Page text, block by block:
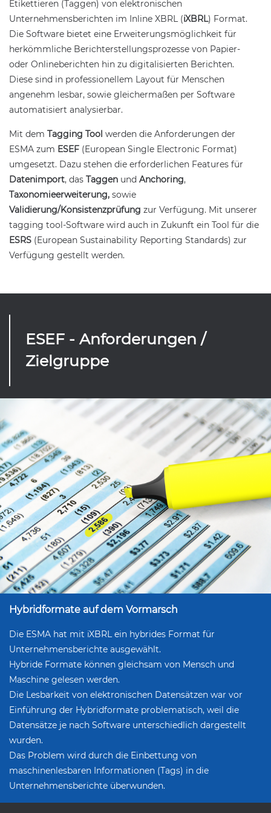
Etikettieren (Taggen) von elektronischen
Unternehmensberichten im Inline XBRL (iXBRL) Format.
Die Software bietet eine Erweiterungsmöglichkeit für
herkömmliche Berichterstellungsprozesse von Papier-
oder Onlineberichten hin zu digitalisierten Berichten.
Diese sind in professionellem Layout für Menschen
angenehm lesbar, sowie gleichermaßen per Software
automatisiert analysierbar.
Mit dem Tagging Tool werden die Anforderungen der
ESMA zum ESEF (European Single Electronic Format)
umgesetzt. Dazu stehen die erforderlichen Features für
Datenimport, das Taggen und Anchoring,
Taxonomieerweiterung, sowie
Validierung/Konsistenzprüfung zur Verfügung. Mit unserer
tagging tool-Software wird auch in Zukunft ein Tool für die
ESRS (European Sustainability Reporting Standards) zur
Verfügung gestellt werden.
ESEF - Anforderungen /
Zielgruppe
Hybridformate auf dem Vormarsch
Die ESMA hat mit iXBRL ein hybrides Format für
Unternehmensberichte ausgewählt.
Hybride Formate können gleichsam von Mensch und
Maschine gelesen werden.
Die Lesbarkeit von elektronischen Datensätzen war vor
Einführung der Hybridformate problematisch, weil die
Datensätze je nach Software unterschiedlich dargestellt
wurden.
Das Problem wird durch die Einbettung von
maschinenlesbaren Informationen (Tags) in die
Unternehmensberichte überwunden.